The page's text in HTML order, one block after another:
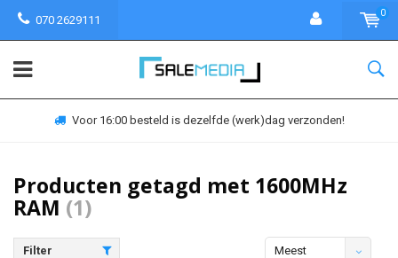
070 2629111
0
Voor 16:00 besteld is dezelfde (werk)dag verzonden!
Producten getagd met 1600MHz
RAM (1)
Filter
Meest